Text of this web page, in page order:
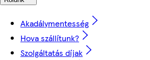
Akadálymentesség
Hova szállítunk?
Szolgáltatás díjak